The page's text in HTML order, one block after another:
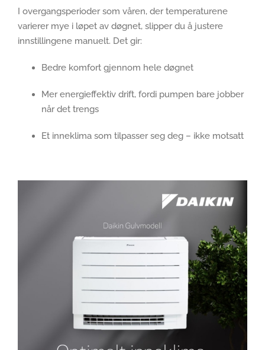
I overgangsperioder som våren, der temperaturene
varierer mye i løpet av døgnet, slipper du å justere
innstillingene manuelt. Det gir:
Bedre komfort gjennom hele døgnet
Mer energieffektiv drift, fordi pumpen bare jobber
når det trengs
Et inneklima som tilpasser seg deg – ikke motsatt